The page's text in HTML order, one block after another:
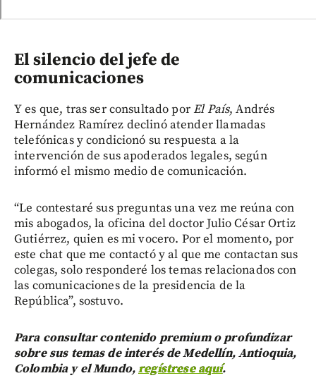
El silencio del jefe de
comunicaciones
Y es que, tras ser consultado porEl País, Andrés
Hernández Ramírez declinó atender llamadas
telefónicas y condicionó su respuesta a la
intervención de sus apoderados legales, según
informó el mismo medio de comunicación.
“Le contestaré sus preguntas una vez me reúna con
mis abogados, la oficina del doctor Julio César Ortiz
Gutiérrez, quien es mi vocero. Por el momento, por
este chat que me contactó y al que me contactan sus
colegas, solo responderé los temas relacionados con
las comunicaciones de la presidencia de la
República”, sostuvo.
Para consultar contenido premium o profundizar
sobre sus temas de interés de Medellín, Antioquia,
Colombia y el Mundo,regístrese aquí.